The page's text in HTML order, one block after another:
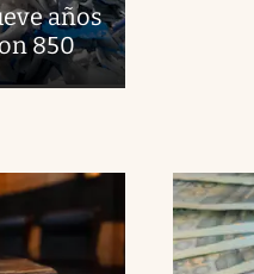
años
850